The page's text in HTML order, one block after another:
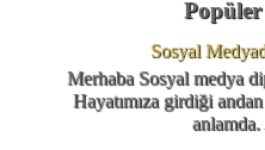
Popüler
Sosyal
Merhaba Sosyal medya
Hayatımıza girdiği